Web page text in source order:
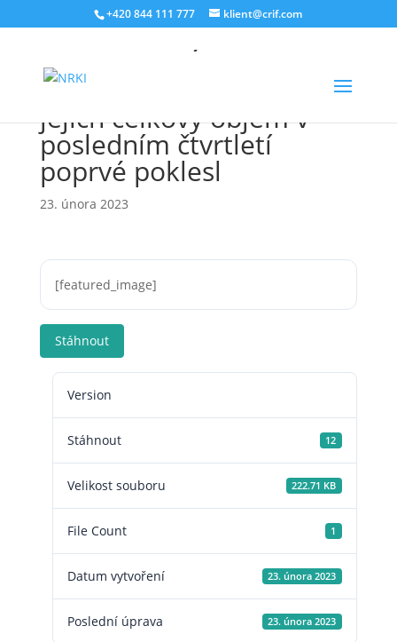
+420 844 111 777 klient@crif.com
BRKI, NRKI: Úvěry na
bydlení loni zamrzly,
jejich celkový objem v
posledním čtvrtletí
poprvé poklesl
23. února 2023
[featured_image]
Stáhnout
Version
Stáhnout 12
Velikost souboru 222.71 KB
File Count 1
Datum vytvoření 23. února 2023
Poslední úprava 23. února 2023